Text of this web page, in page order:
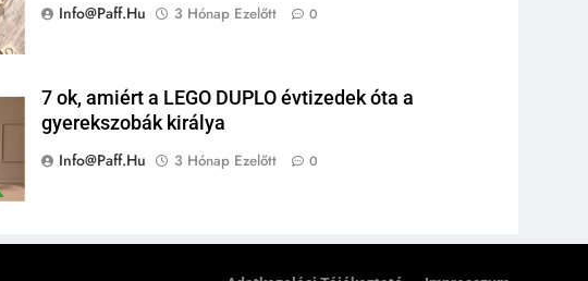
Info@paff.hu
3 Hónap Ezelőtt 0
7 ok, amiért a LEGO DUPLO évtizedek óta a
gyerekszobák királya
Info@paff.hu
3 Hónap Ezelőtt 0